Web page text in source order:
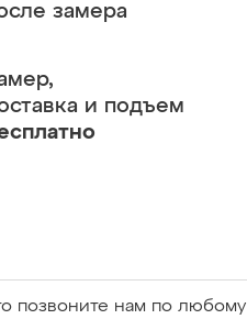
замера
и подъем
позвоните нам по